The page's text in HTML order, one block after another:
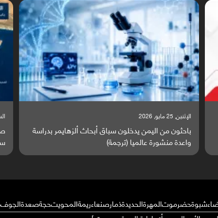
السبت, 23 مايو, 2026
صراع دولي يتصاعد قرب اليمن والبحر الأحمر يتحول إلى
ساحة مواجهة عالمية (ترجمة)
شبوةحضرموتالمهرةالحديدةذمارصنعاءريمةالمحويتحجةصعدةالجوف